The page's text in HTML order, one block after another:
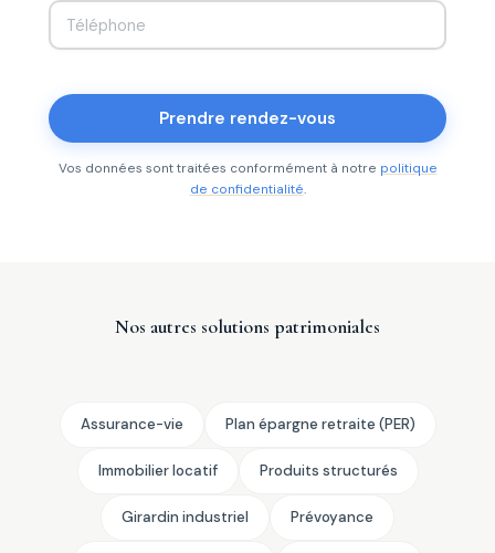
Prendre rendez-vous
Vos données sont traitées conformément à notre politique
de confidentialité.
Nos autres solutions patrimoniales
Assurance-vie Plan épargne retraite (PER)
Immobilier locatif Produits structurés
Girardin industriel Prévoyance